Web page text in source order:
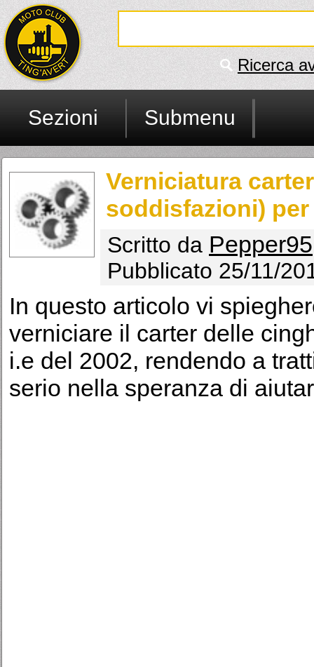
Ricerca
Sezioni Submenu
Verniciatura
soddisfazioni) per
Scritto da Pepper95
Pubblicato 25/11/
In questo articolo vi
verniciare il carter delle
i.e del 2002, rendendo a
serio nella speranza di